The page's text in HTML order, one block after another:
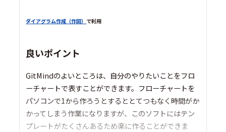
ダイアグラム作成（作図） で利用
良いポイント
GitMindのよいところは、自分のやりたいことをフロ
ーチャートで表すことができます。フローチャートを
パソコンで1から作ろうとするととてつもなく時間がか
かってしまう作業になりますが、このソフトにはテン
プレートがたくさんあるため楽に作ることができま